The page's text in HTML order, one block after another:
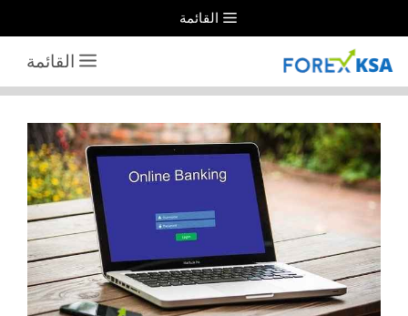
المحتوى
القائمة
القائمة